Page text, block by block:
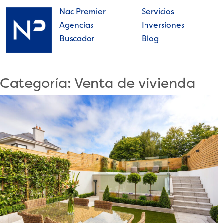
Skip
content
Nac Premier
Agencias
Buscador
Servicios
Inversiones
Blog
Categoría: Venta de vivienda